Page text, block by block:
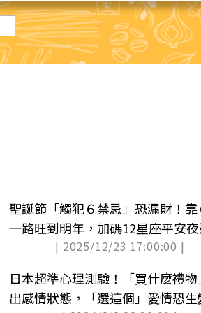
聖誕節「觸犯６禁忌」恐漏財！靠
一路旺到明年，加碼12星座平安
| 2025/12/23 17:00:00 |
日本超準心理測驗！「買什麼禮物
出感情狀態，「選這個」愛情恐生